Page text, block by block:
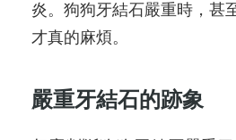
炎。狗狗牙結石嚴重時，甚
才真的麻煩。
嚴重牙結石的跡象